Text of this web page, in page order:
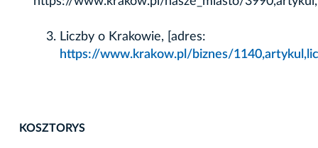
Liczby o Krakowie, [adres:
https://www.krakow.pl/biznes/
KOSZTORYS